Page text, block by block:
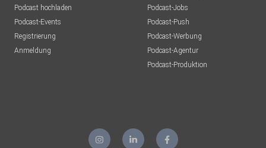
Podcast hochladen
Podcast-Events
Registrierung
Anmeldung
Podcast-Jobs
Podcast-Push
Podcast-Werbung
Podcast-Agentur
Podcast-Produktion